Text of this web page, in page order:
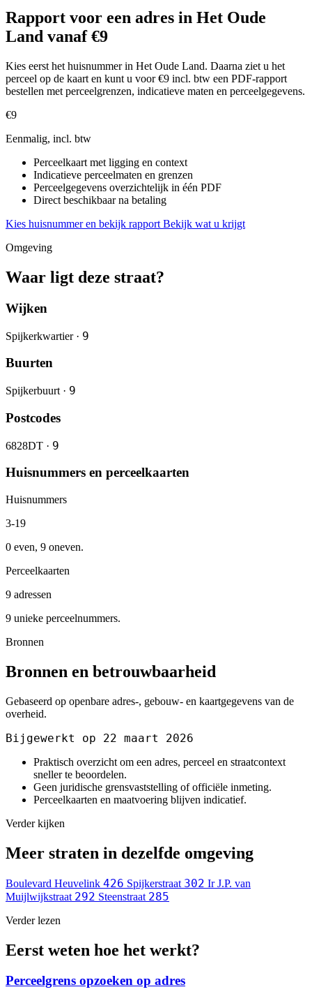
Rapport voor een adres in Het Oude
Land vanaf €9
Kies eerst het huisnummer in Het Oude Land. Daarna ziet u het
perceel op de kaart en kunt u voor €9 incl. btw een PDF-rapport
bestellen met perceelgrenzen, indicatieve maten en perceelgegevens.
€9
Eenmalig, incl. btw
Perceelkaart met ligging en context
Indicatieve perceelmaten en grenzen
Perceelgegevens overzichtelijk in één PDF
Direct beschikbaar na betaling
Kies huisnummer en bekijk rapport Bekijk wat u krijgt
Omgeving
Waar ligt deze straat?
Wijken
Spijkerkwartier · 9
Buurten
Spijkerbuurt · 9
Postcodes
6828DT · 9
Huisnummers en perceelkaarten
Huisnummers
3-19
0 even, 9 oneven.
Perceelkaarten
9 adressen
9 unieke perceelnummers.
Bronnen
Bronnen en betrouwbaarheid
Gebaseerd op openbare adres-, gebouw- en kaartgegevens van de
overheid.
Bijgewerkt op 22 maart 2026
Praktisch overzicht om een adres, perceel en straatcontext
sneller te beoordelen.
Geen juridische grensvaststelling of officiële inmeting.
Perceelkaarten en maatvoering blijven indicatief.
Verder kijken
Meer straten in dezelfde omgeving
Boulevard Heuvelink 426 Spijkerstraat 302 Ir J.P. van
Muijlwijkstraat 292 Steenstraat 285
Verder lezen
Eerst weten hoe het werkt?
Perceelgrens opzoeken op adres